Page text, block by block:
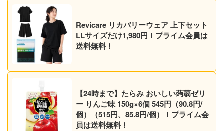
Revicare リカバリーウェア 上下セット
LLサイズだけ1,980円！プライム会員は
送料無料！
【24時まで】たらみ おいしい蒟蒻ゼリ
ー りんご味 150g×6個 545円（90.8円/
個）（515円、85.8円/個）！プライム会
員は送料無料！